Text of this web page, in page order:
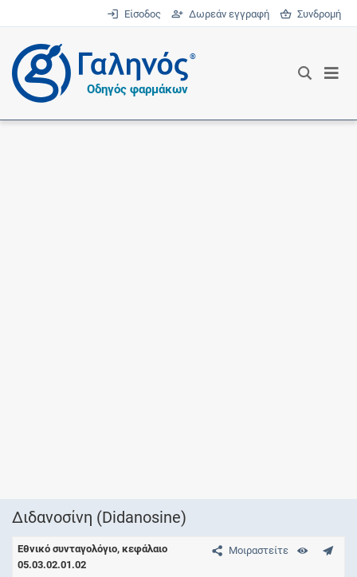
Είσοδος Δωρεάν εγγραφή Συνδρομή
®
Οδηγός φαρμάκων
Διδανοσίνη (Didanosine)
Μοιραστείτε
Εθνικό συνταγολόγιο, κεφάλαιο
05.03.02.01.02